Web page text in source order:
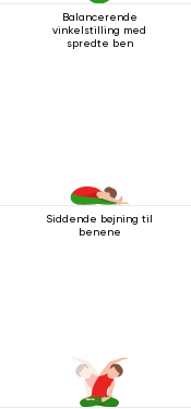
Balancerende
vinkelstilling med
spredte ben
Siddende bøjning til
benene